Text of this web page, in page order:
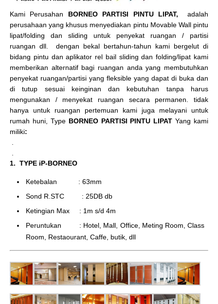
Kami Perusahan BORNEO PARTISI PINTU LIPAT, adalah
perusahaan yang khusus menyediakan pintu Movable Wall pintu
lipat/folding dan sliding untuk penyekat ruangan / partisi
ruangan dll. dengan bekal bertahun-tahun kami bergelut di
bidang pintu dan aplikator rel bail sliding dan folding/lipat kami
memberikan alternatif bagi ruangan anda yang membutuhkan
penyekat ruangan/partisi yang fleksible yang dapat di buka dan
di tutup sesuai keinginan dan kebutuhan tanpa harus
mengunakan / menyekat ruangan secara permanen. tidak
hanya untuk ruangan pertemuan kami juga melayani untuk
rumah huni, Type BORNEO PARTISI PINTU LIPAT Yang kami
miliki:
1. TYPE iP-BORNEO
Ketebalan : 63mm
Sond R.STC : 25DB db
Ketingian Max : 1m s/d 4m
Peruntukan : Hotel, Mall, Office, Meting Room, Class
Room, Restaourant, Caffe, butik, dll